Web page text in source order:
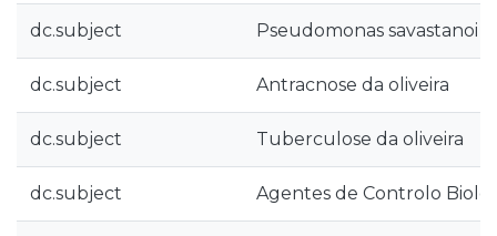
dc.subject Pseudomonas savastanoi
dc.subject Antracnose da oliveira
dc.subject Tuberculose da oliveira
dc.subject Agentes de Controlo